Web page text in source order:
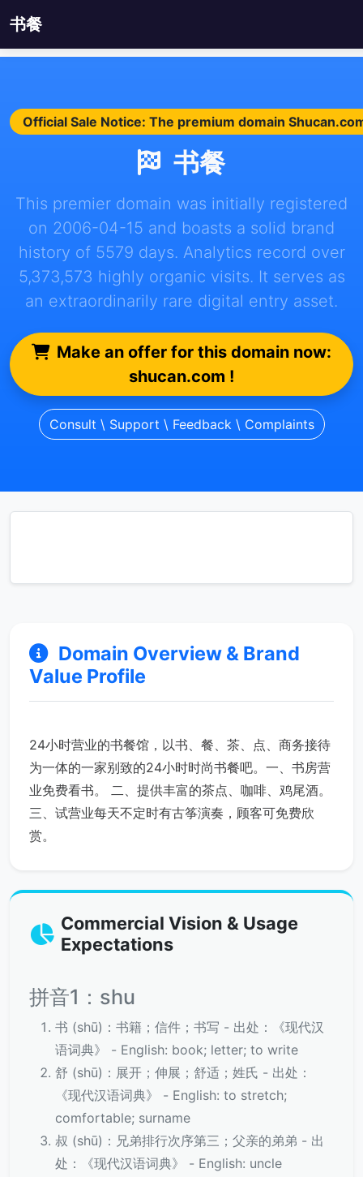
书餐
Official Sale Notice: The premium domain
书餐
This premier domain was initially registered
on 2006-04-15 and boasts a solid brand
history of 5579 days. Analytics record over
5,373,573 highly organic visits. It serves as
an extraordinarily rare digital entry asset.
Make an offer for this domain now:
shucan.com !
Consult \ Support \ Feedback \ Complaints
Domain Overview & Brand
Value Profile
24小时营业的书餐馆，以书、餐、茶、点、商务接待
为一体的一家别致的24小时时尚书餐吧。一、书房营
业免费看书。 二、提供丰富的茶点、咖啡、鸡尾酒。
三、试营业每天不定时有古筝演奏，顾客可免费欣
赏。
Commercial Vision & Usage
Expectations
拼音1：shu
书 (shū)：书籍；信件；书写 - 出处：《现代汉
语词典》 - English: book; letter; to write
舒 (shū)：展开；伸展；舒适；姓氏 - 出处：
《现代汉语词典》 - English: to stretch;
comfortable; surname
叔 (shū)：兄弟排行次序第三；父亲的弟弟 - 出
处：《现代汉语词典》 - English: uncle